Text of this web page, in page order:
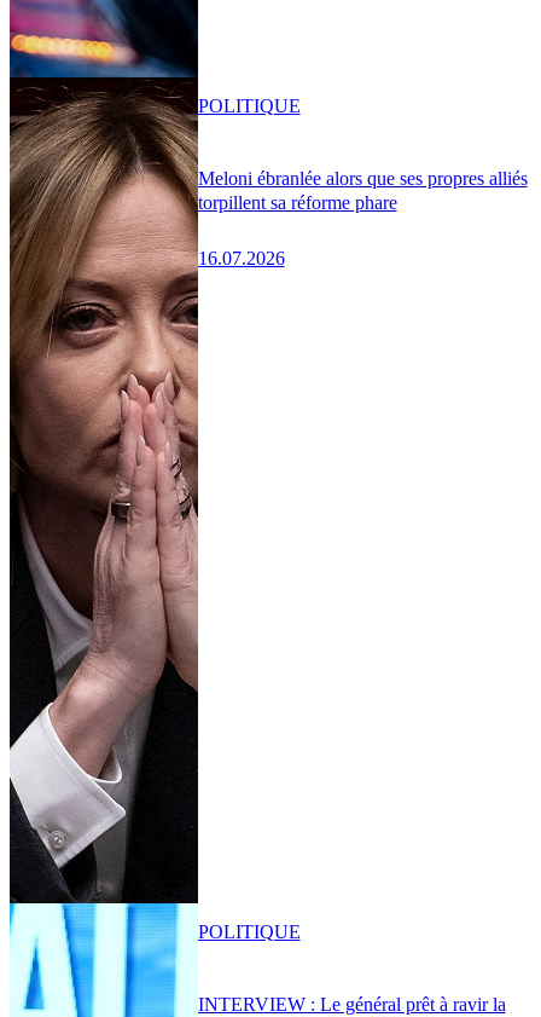
Meloni ébranlée alors que ses propres alliés
torpillent sa réforme phare
16.07.2026
POLITIQUE
INTERVIEW : Le général prêt à ravir la
POLITIQUE